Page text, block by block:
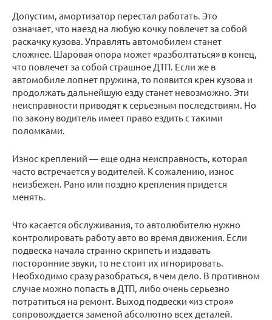
Допустим, амортизатор перестал работать. Это
означает, что наезд на любую кочку повлечет за собой
раскачку кузова. Управлять автомобилем станет
сложнее. Шаровая опора может «разболтаться» в конец,
что повлечет за собой страшное ДТП. Если же в
автомобиле лопнет пружина, то появится крен кузова и
продолжать дальнейшую езду станет невозможно. Эти
неисправности приводят к серьезным последствиям. Но
по закону водитель имеет право ездить с такими
поломками.
Износ креплений — еще одна неисправность, которая
часто встречается у водителей. К сожалению, износ
неизбежен. Рано или поздно крепления придется
менять.
Что касается обслуживания, то автолюбителю нужно
контролировать работу авто во время движения. Если
подвеска начала странно скрипеть и издавать
посторонние звуки, то не стоит их игнорировать.
Необходимо сразу разобраться, в чем дело. В противном
случае можно попасть в ДТП, либо очень серьезно
потратиться на ремонт. Выход подвески «из строя»
сопровождается заменой абсолютно всех деталей.